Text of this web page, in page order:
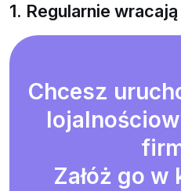
1. Regularnie wracają
Chcesz
Załóż go